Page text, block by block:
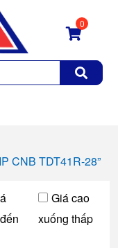
0
CNB TDT41R-28”
Giá cao
xuống thấp